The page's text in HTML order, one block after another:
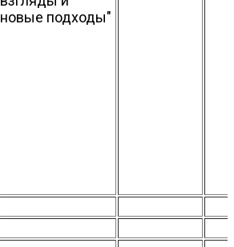
новые подходы"